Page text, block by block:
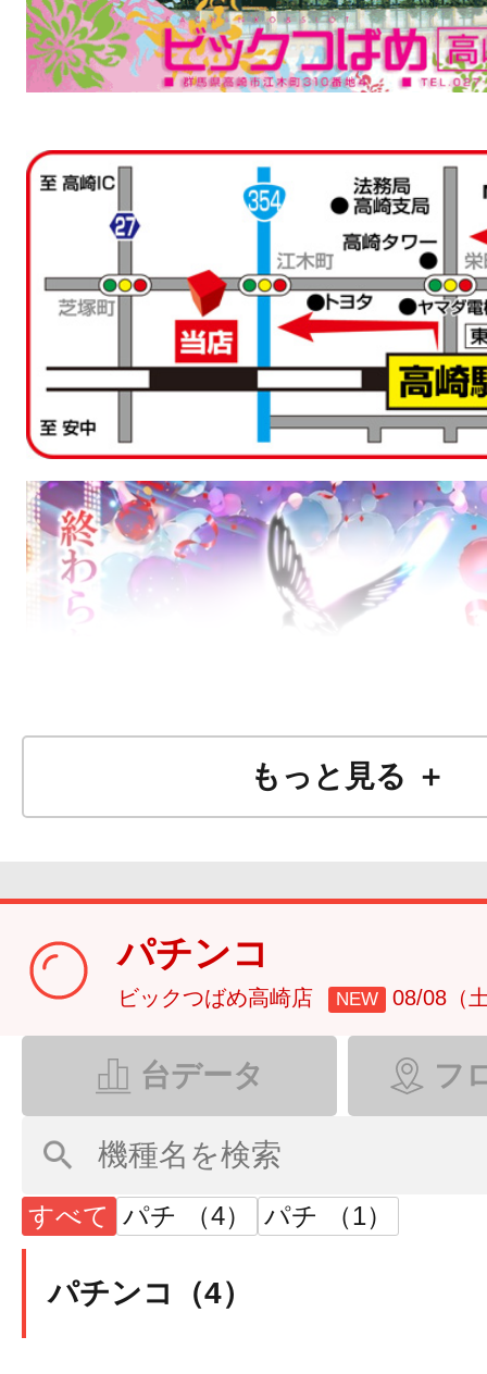
もっと見る ＋
パチンコ
ビックつばめ高崎店 NEW 08/08（
台データ フ
すべて パチ （4） パチ （1）
パチンコ（4）